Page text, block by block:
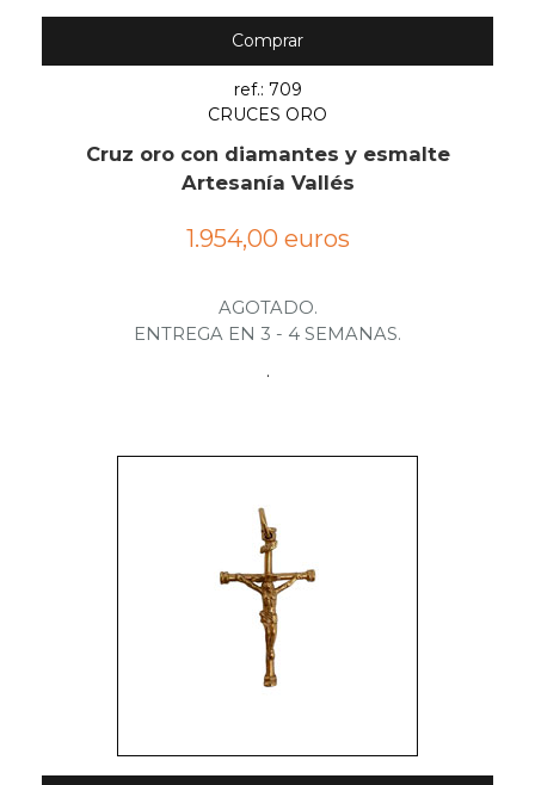
Comprar
ref.: 709
CRUCES ORO
Cruz oro con diamantes y esmalte
Artesanía Vallés
1.954,00 euros
AGOTADO.
ENTREGA EN 3 - 4 SEMANAS.
.